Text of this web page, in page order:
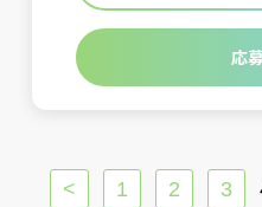
応
< 1 2 3